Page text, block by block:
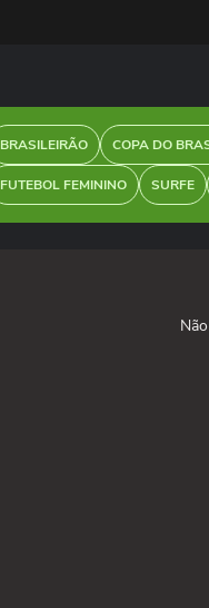
BRASILEIRÃO COPA DO
FUTEBOL FEMININO SURFE